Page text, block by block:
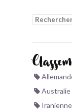
Australie
Iranienne